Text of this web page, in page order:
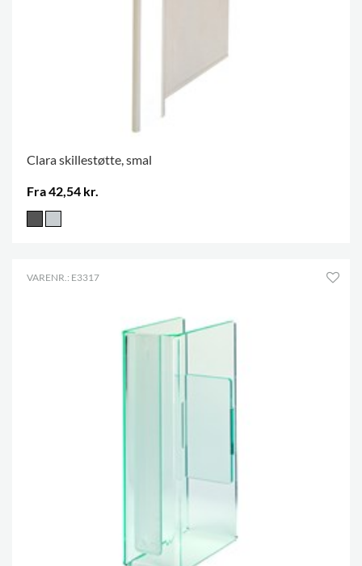
Clara skillestøtte, smal
Fra 42,54 kr.
VARENR.: E3317